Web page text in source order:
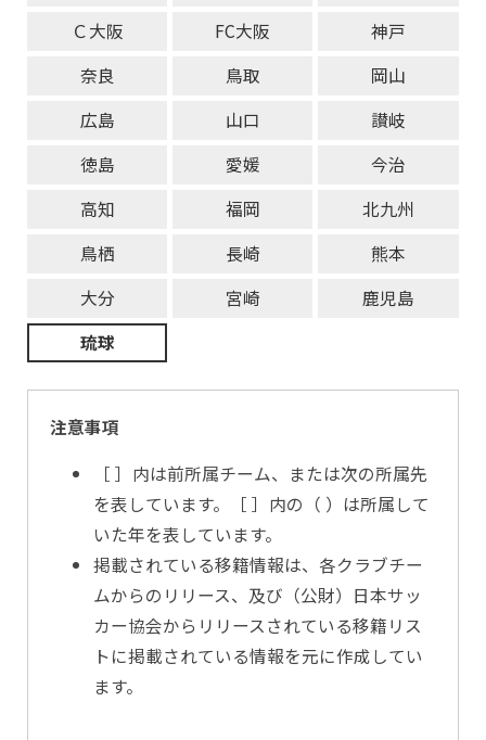
Ｃ大阪
FC大阪
神戸
奈良
鳥取
岡山
広島
山口
讃岐
徳島
愛媛
今治
高知
福岡
北九州
鳥栖
長崎
熊本
大分
宮崎
鹿児島
琉球
注意事項
［ ］内は前所属チーム、または次の所属先
を表しています。［ ］内の（ ）は所属して
いた年を表しています。
掲載されている移籍情報は、各クラブチー
ムからのリリース、及び（公財）日本サッ
カー協会からリリースされている移籍リス
トに掲載されている情報を元に作成してい
ます。